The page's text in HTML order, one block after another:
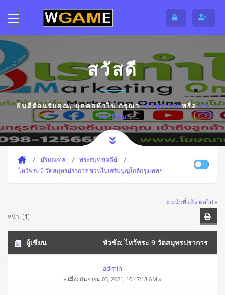
สวัสดี
ยินดีต้อนรับคุณ,บุคคลทั่วไปกรุณาเข้าสู่ระบบหรือลง
ทะเบียน
ปริมณฑล
พระสมุทรเจดีย์
ไหว้พระ 9 วัดสมุทรปราการ ชวนไปเสริมบุญใกล้กรุงเทพฯ
« หน้าที่แล้ว ต่อไป »
หน้า: [1]
ผู้เขียน หัวข้อ: ไหว้พระ 9 วัดสมุทรปราการ
ชวนไปเสริมบุญใกล้กรุงเทพฯ (อ่าน 14072 ครั้ง)
admin
« เมื่อ: กันยายน 03, 2021, 10:47:18 AM »